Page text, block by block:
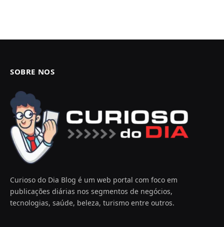
SOBRE NOS
Curioso do Dia Blog é um web portal com foco em
publicações diárias nos segmentos de negócios,
tecnologias, saúde, beleza, turismo entre outros.